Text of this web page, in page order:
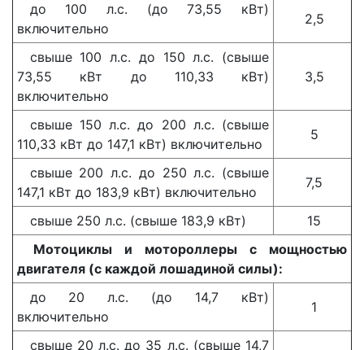
до 100 л.с. (до 73,55 кВт)
включительно
2,5
свыше 100 л.с. до 150 л.с. (свыше
73,55 кВт до 110,33 кВт)
включительно
3,5
свыше 150 л.с. до 200 л.с. (свыше
110,33 кВт до 147,1 кВт) включительно
5
свыше 200 л.с. до 250 л.с. (свыше
147,1 кВт до 183,9 кВт) включительно
7,5
свыше 250 л.с. (свыше 183,9 кВт)
15
Мотоциклы и мотороллеры с мощностью
двигателя (с каждой лошадиной силы):
до 20 л.с. (до 14,7 кВт)
включительно
1
свыше 20 л.с. до 35 л.с. (свыше 14,7